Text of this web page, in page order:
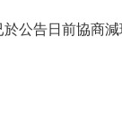
公告日前協商